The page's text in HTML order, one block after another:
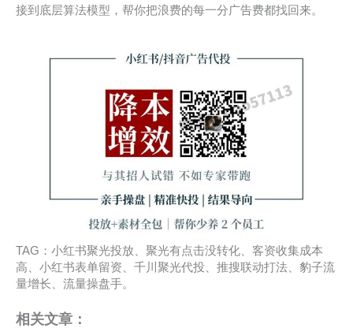
接到底层算法模型，帮你把浪费的每一分广告费都找回来。
TAG：小红书聚光投放、聚光有点击没转化、客资收集成本
高、小红书表单留资、千川聚光代投、推搜联动打法、豹子流
量增长、流量操盘手。
相关文章：